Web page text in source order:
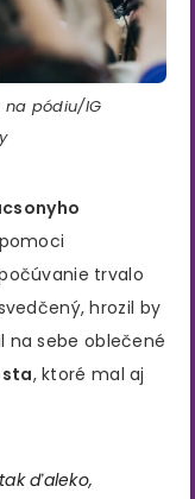
na pódiu/IG
trvalo
hrozil by
na sebe oblečené
, ktoré mal aj
ďaleko,